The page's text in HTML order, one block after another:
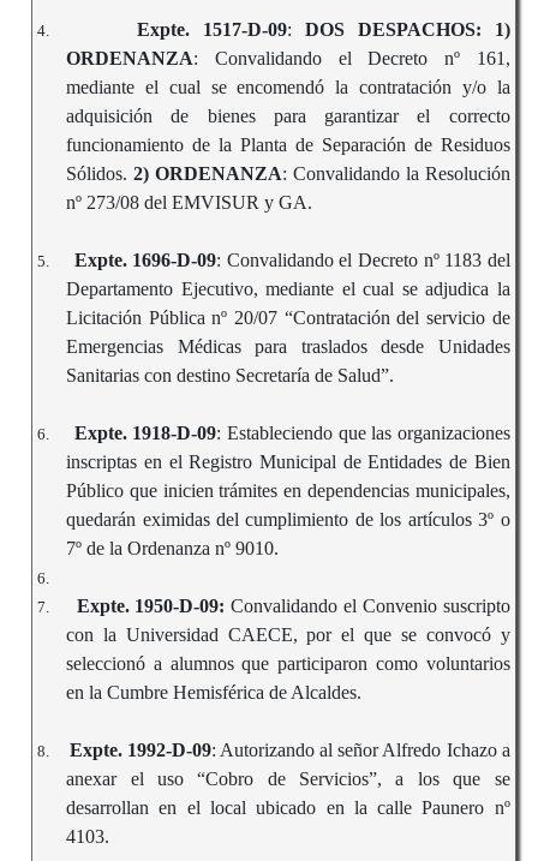
4. Expte. 1517-D-09: DOS DESPACHOS: 1)
ORDENANZA: Convalidando el Decreto nº 161,
mediante el cual se encomendó la contratación y/o la
adquisición de bienes para garantizar el correcto
funcionamiento de la Planta de Separación de Residuos
Sólidos.2) ORDENANZA: Convalidando la Resolución
nº 273/08 del EMVISUR y GA.
5. Expte. 1696-D-09: Convalidando el Decreto nº 1183 del
Departamento Ejecutivo, mediante el cual se adjudica la
Licitación Pública nº 20/07 “Contratación del servicio de
Emergencias Médicas para traslados desde Unidades
Sanitarias con destino Secretaría de Salud”.
6. Expte. 1918-D-09: Estableciendo que las organizaciones
inscriptas en el Registro Municipal de Entidades de Bien
Público que inicien trámites en dependencias municipales,
quedarán eximidas del cumplimiento de los artículos 3º o
7º de la Ordenanza nº 9010.
6.
7.
Expte. 1950-D-09: Convalidando el Convenio suscripto
con la Universidad CAECE, por el que se convocó y
seleccionó a alumnos que participaron como voluntarios
en la Cumbre Hemisférica de Alcaldes.
8. Expte. 1992-D-09: Autorizando al señor Alfredo Ichazo a
anexar el uso “Cobro de Servicios”, a los que se
desarrollan en el local ubicado en la calle Paunero nº
4103.